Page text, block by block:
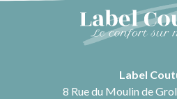
Label
8 Rue du Moulin de